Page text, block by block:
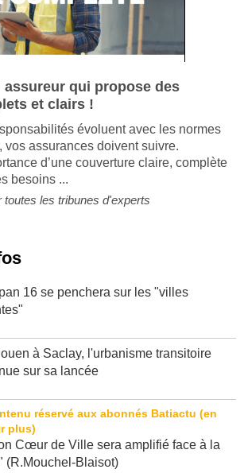
assureur qui propose des
et clairs !
évoluent avec les normes
vos assurances doivent suivre.
d’une couverture claire, complète
besoins ...
toutes les tribunes d'experts
16 se penchera sur les "villes
à Saclay, l'urbanisme transitoire
sur sa lancée
Cœur de Ville sera amplifié face à la
(R.Mouchel-Blaisot)